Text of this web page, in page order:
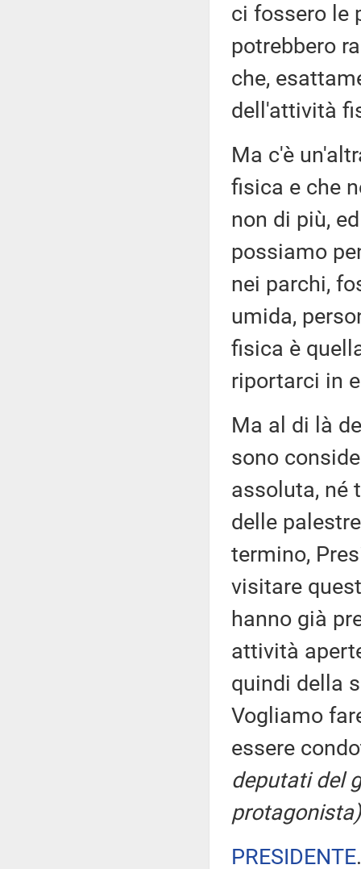
ci fossero le
potrebbero
che,
dell'attività
Ma c'è
fisica e che
non di più,
possiamo
nei parchi,
umida,
fisica è
riportarci in
Ma al di là
sono
assoluta, né
delle
termino,
visitare
hanno già
attività
quindi della
Vogliamo
essere
deputati del
protagonista)
PRESIDENTE